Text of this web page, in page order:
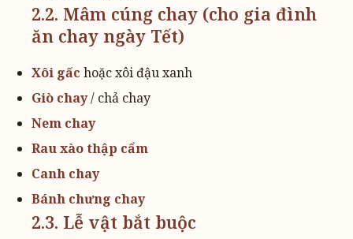
2.2. Mâm cúng chay (cho gia đình
ăn chay ngày Tết)
Xôi gấc hoặc xôi đậu xanh
Giò chay/ chả chay
Nem chay
Rau xào thập cẩm
Canh chay
Bánh chưng chay
2.3. Lễ vật bắt buộc